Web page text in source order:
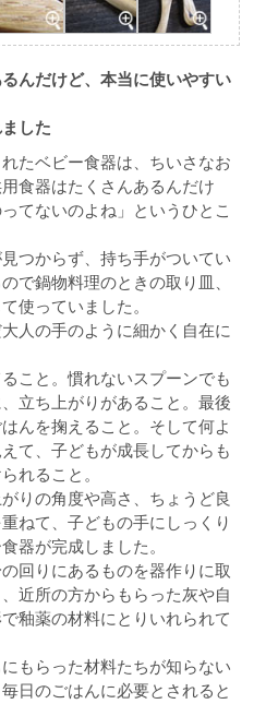
んだけど、本当に使いやすい
した
たベビー食器は、ちいさなお
食器はたくさんあるんだけ
てないのよね」というひとこ
つからず、持ち手がついてい
で鍋物料理のときの取り皿、
使っていました。
人の手のように細かく自在に
こと。慣れないスプーンでも
立ち上がりがあること。最後
んを掬えること。そして何よ
て、子どもが成長してからも
れること。
りの角度や高さ、ちょうど良
ねて、子どもの手にしっくり
器が完成しました。
回りにあるものを器作りに取
近所の方からもらった灰や自
釉薬の材料にとりいれられて
もらった材料たちが知らない
日のごはんに必要とされると